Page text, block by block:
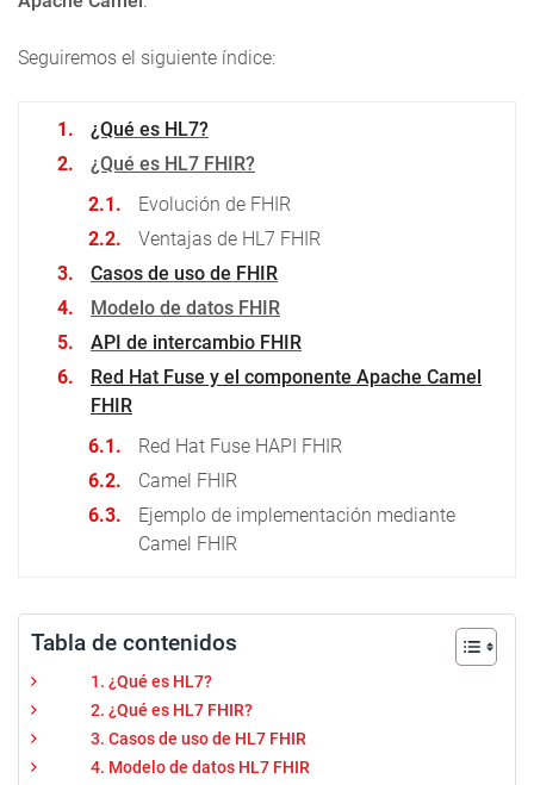
Seguiremos el siguiente índice:
¿Qué es HL7?
¿Qué es HL7 FHIR?
Evolución de FHIR
Ventajas de HL7 FHIR
Casos de uso de FHIR
Modelo de datos FHIR
API de intercambio FHIR
Red Hat Fuse y el componente Apache Camel
FHIR
Red Hat Fuse HAPI FHIR
Camel FHIR
Ejemplo de implementación mediante
Camel FHIR
Tabla de contenidos
1. ¿Qué es HL7?
2. ¿Qué es HL7 FHIR?
3. Casos de uso de HL7 FHIR
4. Modelo de datos HL7 FHIR